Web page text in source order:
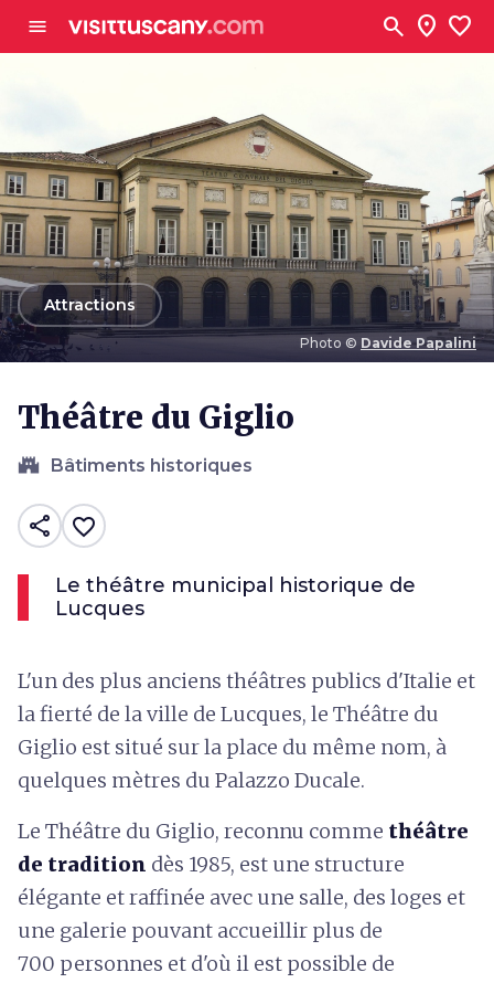
menu search location_on favorite
Photo © Davide Papalini
arrow_backAttractions
Théâtre du Giglio
castle Bâtiments historiques
share favorite_border
Le théâtre municipal historique de
Lucques
L'un des plus anciens théâtres publics d'Italie et
la fierté de la ville de Lucques, le Théâtre du
Giglio est situé sur la place du même nom, à
quelques mètres du Palazzo Ducale.
Le Théâtre du Giglio, reconnu comme théâtre
de tradition dès 1985, est une structure
élégante et raffinée avec une salle, des loges et
une galerie pouvant accueillir plus de
700 personnes et d'où il est possible de